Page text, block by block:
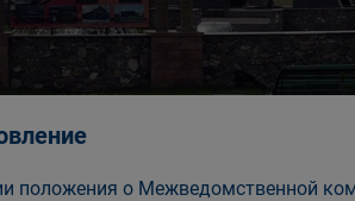
положения о Межведомственной